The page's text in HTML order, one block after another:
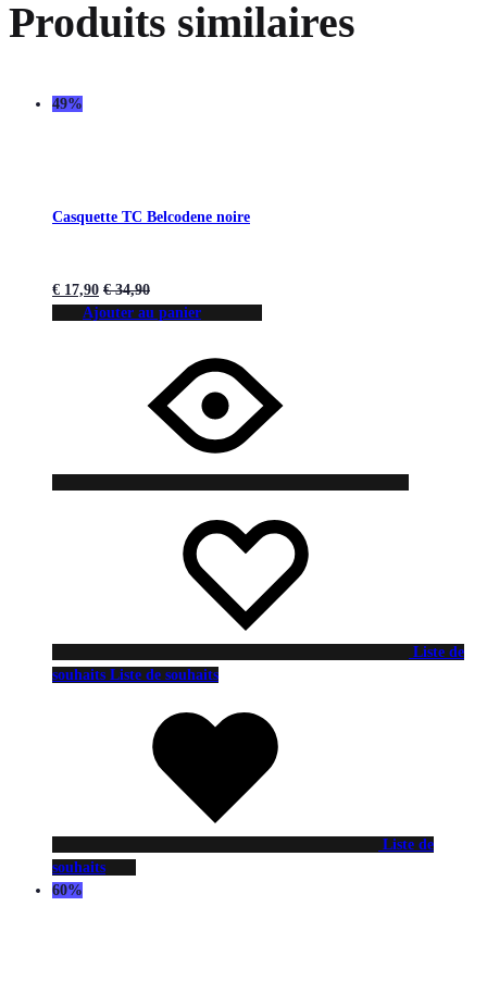
Produits similaires
49%
Casquette TC Belcodene noire
€ 17,90 €34,90
Ajouter au panier
Liste de
souhaits Liste de souhaits
Liste de
souhaits
60%